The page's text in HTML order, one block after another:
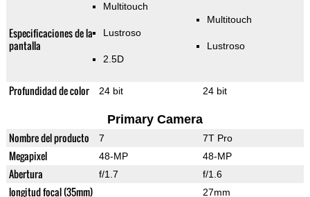
Especificaciones de la
pantalla
Multitouch
Lustroso
2.5D
Multitouch
Lustroso
Profundidad de color 24 bit 24 bit
Primary Camera
Nombre del producto 7 7T Pro
Megapixel 48-MP 48-MP
Abertura f/1.7 f/1.6
longitud focal (35mm) 27mm